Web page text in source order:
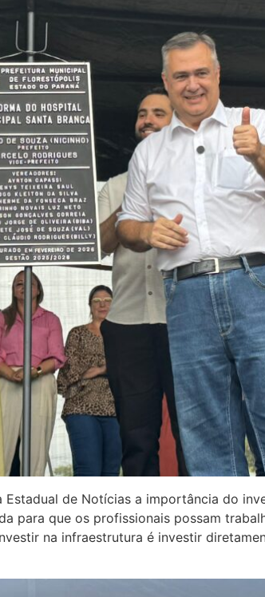
de Notícias a importância do
para que os profissionais possam
na infraestrutura é investir